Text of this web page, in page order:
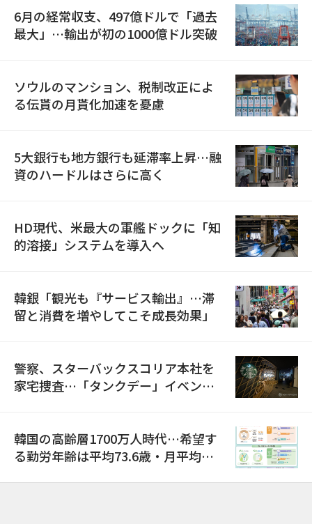
6月の経常収支、497億ドルで「過去
最大」…輸出が初の1000億ドル突破
ソウルのマンション、税制改正によ
る伝貰の月貰化加速を憂慮
5大銀行も地方銀行も延滞率上昇…融
資のハードルはさらに高く
HD現代、米最大の軍艦ドックに「知
的溶接」システムを導入へ
韓銀「観光も『サービス輸出』…滞
留と消費を増やしてこそ成長効果」
警察、スターバックスコリア本社を
家宅捜査…「タンクデー」イベント
韓国の高齢層1700万人時代…希望す
る勤労年齢は平均73.6歳・月平均賃